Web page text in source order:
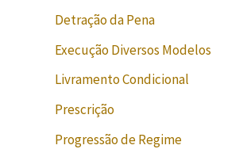
Detração da Pena
Execução Diversos Modelos
Livramento Condicional
Prescrição
Progressão de Regime